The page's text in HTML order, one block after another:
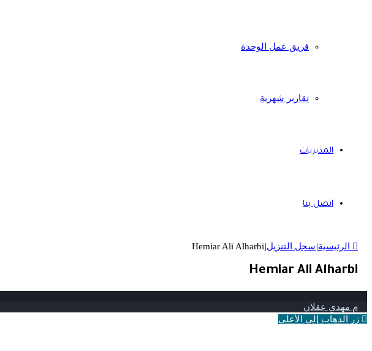
فريق عمل الوحدة
تقارير شهرية
المديريات
اتصل بنا
الرئيسية|سجل التنزيل|
Hemiar Ali Alharbi
Hemiar Ali Alharbi
م مهدي عقلان
زر الذهاب إلى الأعلى